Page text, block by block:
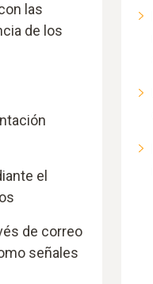
las
de los
el
de correo
señales